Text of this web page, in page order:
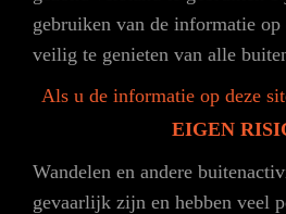
gebruiken van de informatie op
veilig te genieten van alle
Als u de informatie op deze
EIGEN
Wandelen en andere
gevaarlijk zijn en hebben veel